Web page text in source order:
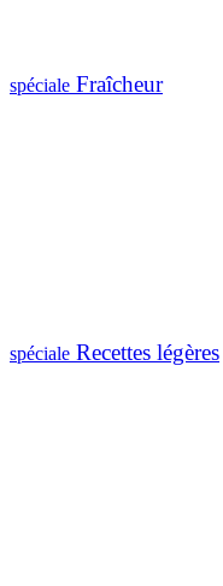
spéciale Fraîcheur
spéciale Recettes légères